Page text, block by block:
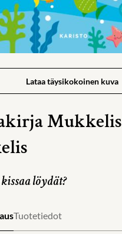
Lataa täysikokoinen kuva
Mukkelis
löydät?
Tuotetiedot